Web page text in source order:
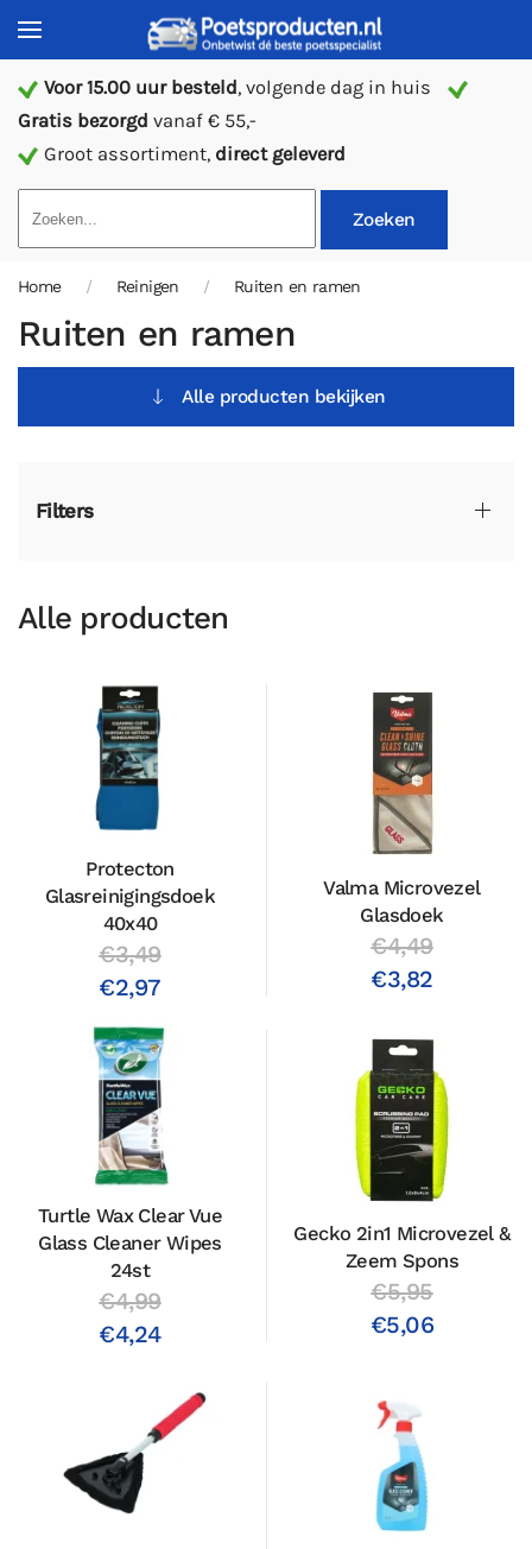
Voor 15.00 uur besteld, volgende dag in huis
Gratis bezorgd vanaf € 55,-
Groot assortiment, direct geleverd
Zoeken
Home Reinigen Ruiten en ramen
Ruiten en ramen
Alle producten bekijken
Alle producten
Protecton
Glasreinigingsdoek
40x40
€3,49
€2,97
Valma Microvezel
Glasdoek
€4,49
€3,82
Turtle Wax Clear Vue
Glass Cleaner Wipes
24st
€4,99
€4,24
Gecko 2in1 Microvezel &
Zeem Spons
€5,95
€5,06
Filters